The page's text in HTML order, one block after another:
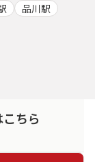
品川駅
ちら